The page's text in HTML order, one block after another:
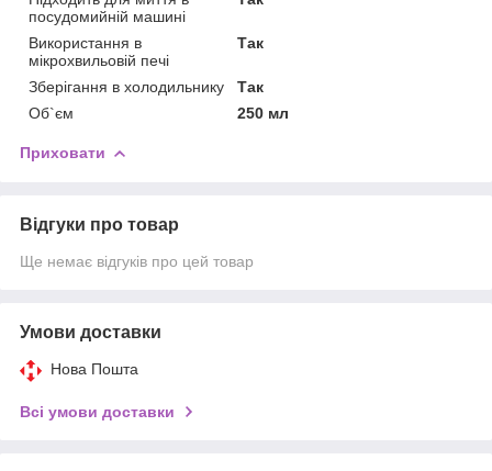
посудомийній машині
Використання в
мікрохвильовій печі
Так
Зберігання в холодильнику
Так
Об`єм
250 мл
Приховати
Відгуки про товар
Ще немає відгуків про цей товар
Умови доставки
Нова Пошта
Всі умови доставки